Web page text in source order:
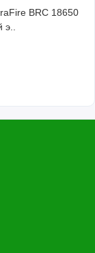
BRC 18650
э..